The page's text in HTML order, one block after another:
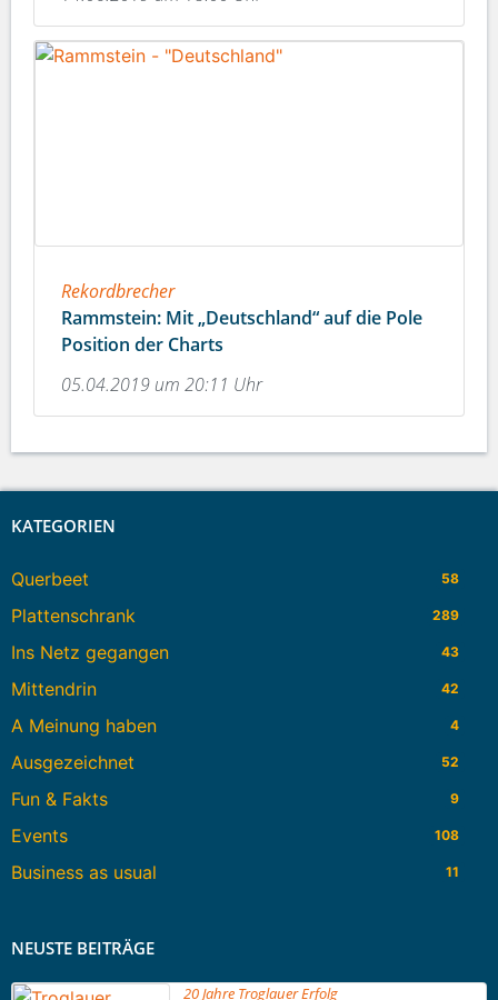
Rekordbrecher
Rammstein: Mit „Deutschland“ auf die Pole
Position der Charts
05.04.2019 um 20:11 Uhr
KATEGORIEN
Querbeet 58
Plattenschrank 289
Ins Netz gegangen 43
Mittendrin 42
A Meinung haben 4
Ausgezeichnet 52
Fun & Fakts 9
Events 108
Business as usual 11
NEUSTE BEITRÄGE
20 Jahre Troglauer Erfolg